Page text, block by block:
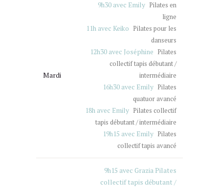
Mardi
9h30 avec Emily Pilates en
ligne
11h avec Keiko Pilates pour les
danseurs
12h30 avec Joséphine Pilates
collectif tapis débutant /
intermédiaire
16h30 avec Emily Pilates
quatuor avancé
18h avec Emily Pilates collectif
tapis débutant / intermédiaire
19h15 avec Emily Pilates
collectif tapis avancé
9h15 avec Grazia Pilates
collectif tapis débutant /